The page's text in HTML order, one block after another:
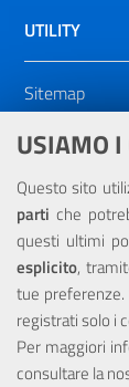
USIAMO I
Questo sito
parti che
questi ultimi
esplicito,
tue
registrati solo i
Per maggiori
consultare la
UTILITY
Sitemap
Dichiarazione
NOTE LEGALI
Privacy
Portale
Europea